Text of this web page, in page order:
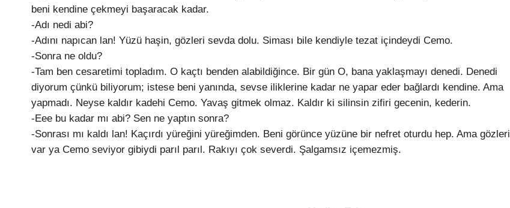
beni kendine çekmeyi başaracak kadar.
-Adı nedi abi?
-Adını napıcan lan! Yüzü haşin, gözleri sevda dolu. Siması bile kendiyle tezat içindeydi Cemo.
-Sonra ne oldu?
-Tam ben cesaretimi topladım. O kaçtı benden alabildiğince. Bir gün O, bana yaklaşmayı denedi. Denedi
diyorum çünkü biliyorum; istese beni yanında, sevse iliklerine kadar ne yapar eder bağlardı kendine. Ama
yapmadı. Neyse kaldır kadehi Cemo. Yavaş gitmek olmaz. Kaldır ki silinsin zifiri gecenin, kederin.
-Eee bu kadar mı abi? Sen ne yaptın sonra?
-Sonrası mı kaldı lan! Kaçırdı yüreğini yüreğimden. Beni görünce yüzüne bir nefret oturdu hep. Ama gözleri
var ya Cemo seviyor gibiydi parıl parıl. Rakıyı çok severdi. Şalgamsız içemezmiş.